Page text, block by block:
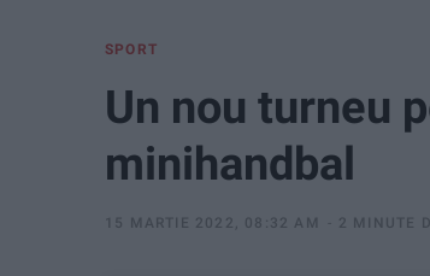
SPORT
Un nou turneu
minihandbal
15 MARTIE 2022, 08:32 AM 2 MINUTE